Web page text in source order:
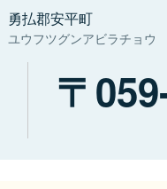
勇払郡安平町
ユウフツグンアビラチョウ